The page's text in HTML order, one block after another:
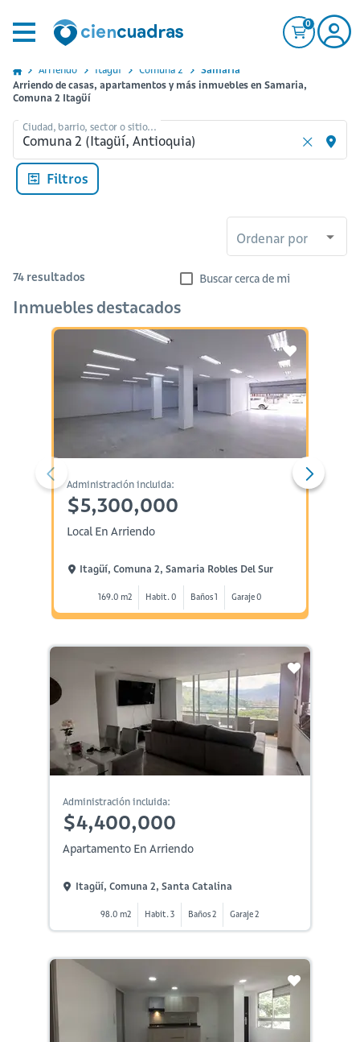
0
Arriendo Itagui Comuna 2
Samaria
Arriendo de casas, apartamentos y más inmuebles en Samaria,
Comuna 2 Itagüí
Ciudad, barrio, sector o sitio...
Filtros
Ordenar por
74 resultados Buscar cerca de mi
Inmuebles destacados
Administración incluida:
$5,300,000
Local En Arriendo
Itagüí, Comuna 2, Samaria Robles Del Sur
169.0 m2 Habit. 0 Baños 1 Garaje 0
Administración incluida:
$4,400,000
Apartamento En Arriendo
Itagüí, Comuna 2, Santa Catalina
98.0 m2 Habit. 3 Baños 2 Garaje 2